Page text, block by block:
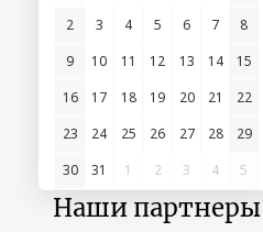
2
3 4 5 6 7
8
9
10 11 12 13 14
15
16
17 18 19 20 21
22
23
24 25 26 27 28
29
30
31 1 2 3 4 5
Наши партнеры